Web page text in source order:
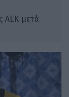
ΑΕΚ μετά